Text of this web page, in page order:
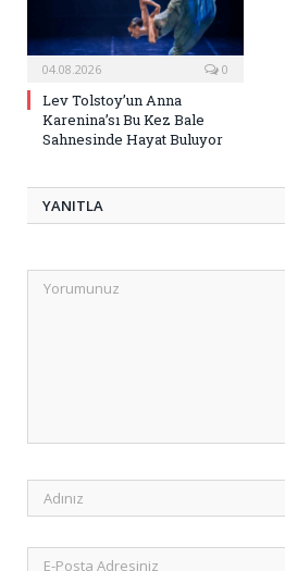
04.08.2026 0
Lev Tolstoy’un Anna
Karenina’sı Bu Kez Bale
Sahnesinde Hayat Buluyor
YANITLA